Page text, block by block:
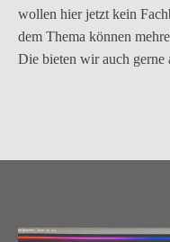
wollen hier jetzt kein
dem Thema können
Die bieten wir auch gerne